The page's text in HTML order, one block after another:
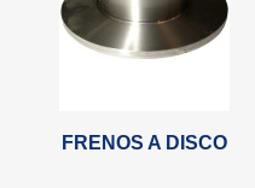
FRENOS A DISCO